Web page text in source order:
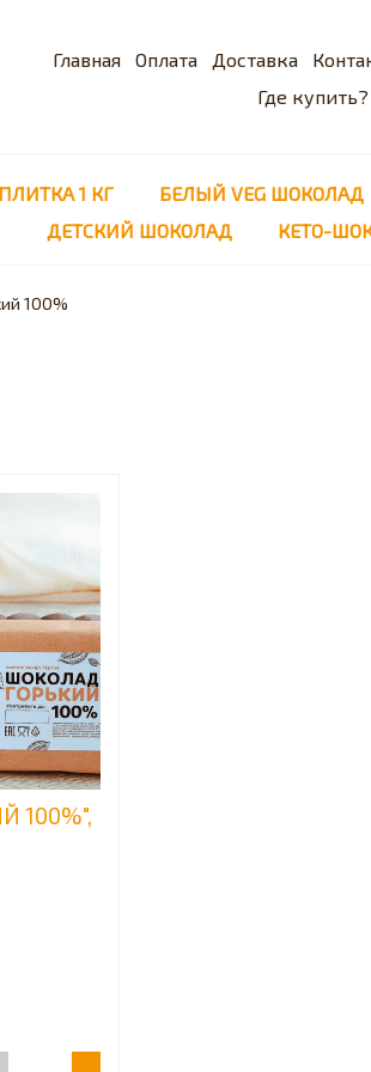
Главная Оплата Доставка
Где купить?
ПЛИТКА 1 КГ БЕЛЫЙ VEG ШОКОЛАД
ДЕТСКИЙ ШОКОЛАД
КЕТО-
100%
100%",